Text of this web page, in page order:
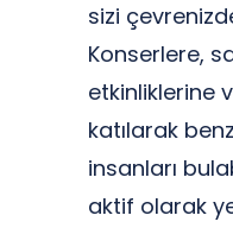
sizi
Konserlere,
etkinliklerine
katılarak
insanları
aktif olarak